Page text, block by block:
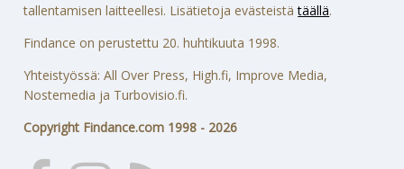
tallentamisen laitteellesi. Lisätietoja evästeistätäällä.
Findance on perustettu 20. huhtikuuta 1998.
Yhteistyössä: All Over Press, High.fi, Improve Media,
Nostemedia ja Turbovisio.fi.
Copyright Findance.com 1998 - 2026